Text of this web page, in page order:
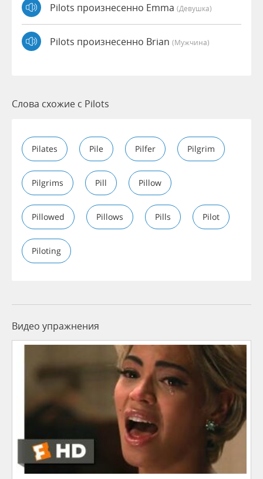
Pilots произнесенно Emma (девушка)
Pilots произнесенно Brian (мужчина)
Слова схожие с Pilots
Pilates Pile Pilfer Pilgrim
Pilgrims Pill Pillow
Pillowed Pillows Pills Pilot
Piloting
Видео упражнения